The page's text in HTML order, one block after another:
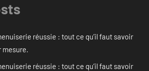
réussie : tout ce qu’il faut savoir
mesure.
réussie : tout ce qu’il faut savoir